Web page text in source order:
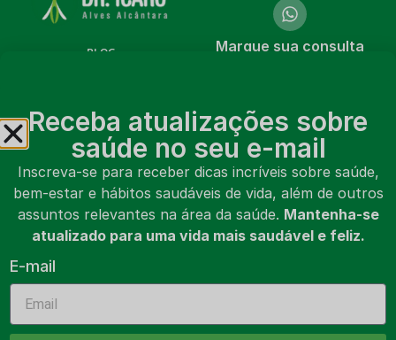
BLOG
LIVROS
VÍDEOS
SOBRE MIM
CONTATO
MARCAR CONSULTA
Marque sua consulta
Marcar consulta
Receba atualizações sobre
saúde no seu e-mail
Inscreva-se para receber dicas incríveis sobre saúde,
bem-estar e hábitos saudáveis de vida, além de outros
assuntos relevantes na área da saúde. Mantenha-se
atualizado para uma vida mais saudável e feliz.
E-mail